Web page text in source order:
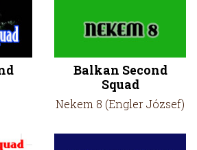
Balkan Second
Squad
Nekem 8 (Engler József)